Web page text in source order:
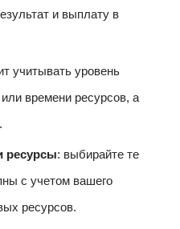
и выплату в
учитывать уровень
времени ресурсов, а
ресурсы: выбирайте те
с учетом вашего
ресурсов.